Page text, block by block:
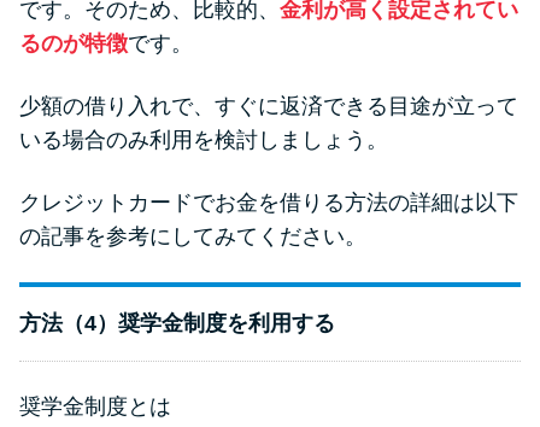
です。そのため、比較的、 金利が高く設定されてい
るのが特徴です。
少額の借り入れで、すぐに返済できる目途が立って
いる場合のみ利用を検討しましょう。
クレジットカードでお金を借りる方法の詳細は以下
の記事を参考にしてみてください。
方法（4）奨学金制度を利用する
奨学金制度とは